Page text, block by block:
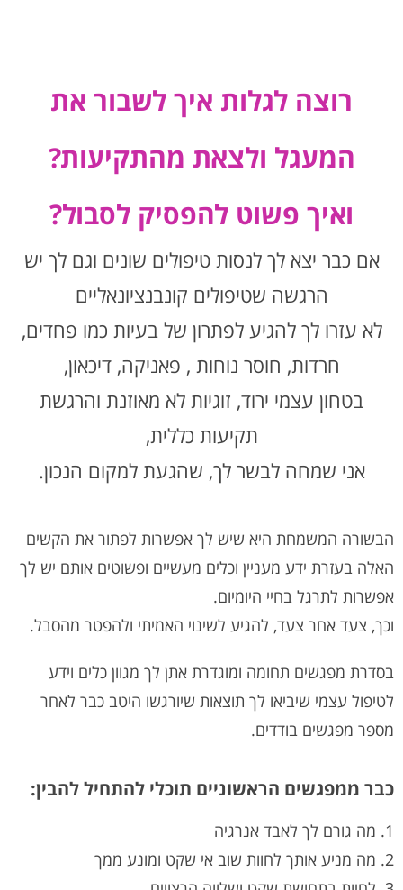
רוצה לגלות איך לשבור את
המעגל ולצאת מהתקיעות?
ואיך פשוט להפסיק לסבול?
אם כבר יצא לך לנסות טיפולים שונים וגם לך יש
הרגשה שטיפולים קונבנציונאליים
לא עזרו לך להגיע לפתרון של בעיות כמו פחדים,
חרדות, חוסר נוחות , פאניקה, דיכאון,
בטחון עצמי ירוד, זוגיות לא מאוזנת והרגשת
תקיעות כללית,
אני שמחה לבשר לך, שהגעת למקום הנכון.
הבשורה המשמחת היא שיש לך אפשרות לפתור את הקשים
האלה בעזרת ידע מעניין וכלים מעשיים ופשוטים אותם יש לך
אפשרות לתרגל בחיי היומיום.
וכך, צעד אחר צעד, להגיע לשינוי האמיתי ולהפטר מהסבל.
בסדרת מפגשים תחומה ומוגדרת אתן לך מגוון כלים וידע
לטיפול עצמי שיביאו לך תוצאות שיורגשו היטב כבר לאחר
מספר מפגשים בודדים.
כבר ממפגשים הראשוניים תוכלי להתחיל להבין:
1. מה גורם לך לאבד אנרגיה
2. מה מניע אותך לחוות שוב אי שקט ומונע ממך